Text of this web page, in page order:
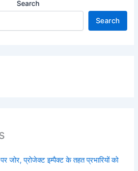
Search
Search
पर जोर, प्रोजेक्ट इम्पैक्ट के तहत प्रभारियों को